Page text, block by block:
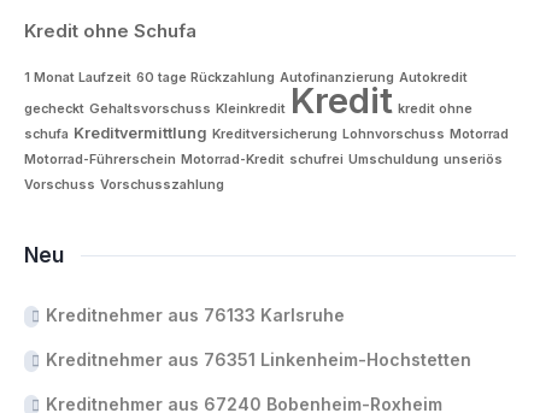
Kredit ohne Schufa
1 Monat Laufzeit 60 tage Rückzahlung Autofinanzierung Autokredit
gecheckt Gehaltsvorschuss Kleinkredit Kredit kredit ohne
schufa Kreditvermittlung Kreditversicherung Lohnvorschuss Motorrad
Motorrad-Führerschein Motorrad-Kredit schufrei Umschuldung unseriös
Vorschuss Vorschusszahlung
Neu
Kreditnehmer aus 76133 Karlsruhe
Kreditnehmer aus 76351 Linkenheim-Hochstetten
Kreditnehmer aus 67240 Bobenheim-Roxheim